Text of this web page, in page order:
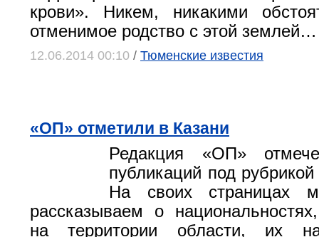
крови». Никем, никакими
отменимое родство с этой землей…
12.06.2014 00:10 / Тюменские известия
«ОП» отметили в Казани
Редакция «ОП»
публикаций под
На своих страницах
рассказываем о
на территории области, их